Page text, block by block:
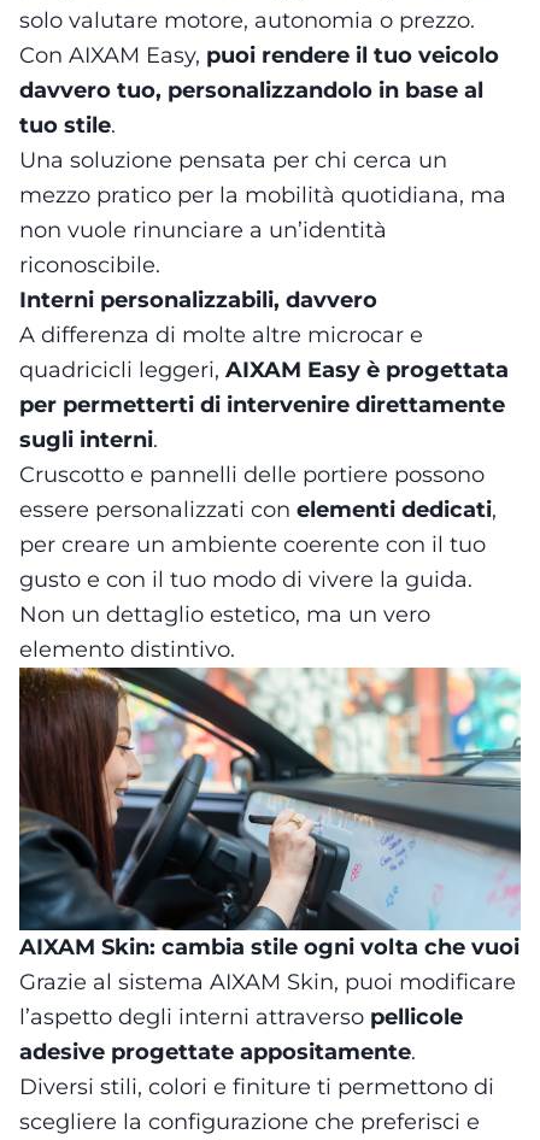
solo valutare motore, autonomia o prezzo.
Con AIXAM Easy, puoi rendere il tuo veicolo
davvero tuo, personalizzandolo in base al
tuo stile.
Una soluzione pensata per chi cerca un
mezzo pratico per la mobilità quotidiana, ma
non vuole rinunciare a un’identità
riconoscibile.
Interni personalizzabili, davvero
A differenza di molte altre microcar e
quadricicli leggeri, AIXAM Easy è progettata
per permetterti di intervenire direttamente
sugli interni.
Cruscotto e pannelli delle portiere possono
essere personalizzati con elementi dedicati,
per creare un ambiente coerente con il tuo
gusto e con il tuo modo di vivere la guida.
Non un dettaglio estetico, ma un vero
elemento distintivo.
AIXAM Skin: cambia stile ogni volta che vuoi
Grazie al sistema AIXAM Skin, puoi modificare
l’aspetto degli interni attraverso pellicole
adesive progettate appositamente.
Diversi stili, colori e finiture ti permettono di
scegliere la configurazione che preferisci e